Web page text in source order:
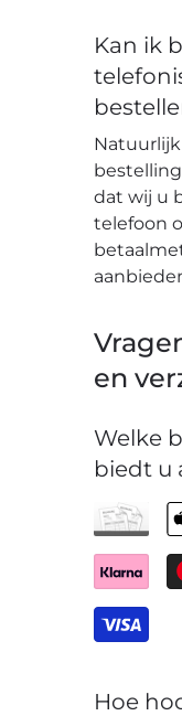
Kan ik
dat wij u
telefoon
en
Welke
biedt u
Hoe